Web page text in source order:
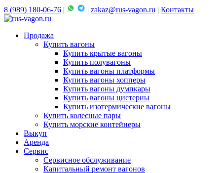
8 (989) 180-06-76 | | zakaz@rus-vagon.ru | Контакты
Продажа
Купить вагоны
Купить крытые вагоны
Купить полувагоны
Купить вагоны платформы
Купить вагоны хопперы
Купить вагоны думпкары
Купить вагоны цистерны
Купить изотермические вагоны
Купить колесные пары
Купить морские контейнеры
Выкуп
Аренда
Сервис
Сервисное обслуживание
Капитальный ремонт вагонов